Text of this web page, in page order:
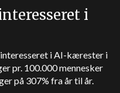
i
interesseret i AI-kærester i
pr. 100.000 mennesker
på 307% fra år til år.